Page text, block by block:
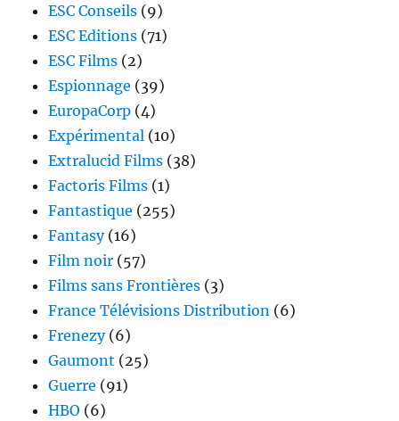
ESC Conseils (9)
ESC Editions (71)
ESC Films (2)
Espionnage (39)
EuropaCorp (4)
Expérimental (10)
Extralucid Films (38)
Factoris Films (1)
Fantastique (255)
Fantasy(16)
Film noir (57)
Films sans Frontières (3)
France Télévisions Distribution (6)
Frenezy(6)
Gaumont (25)
Guerre (91)
HBO (6)